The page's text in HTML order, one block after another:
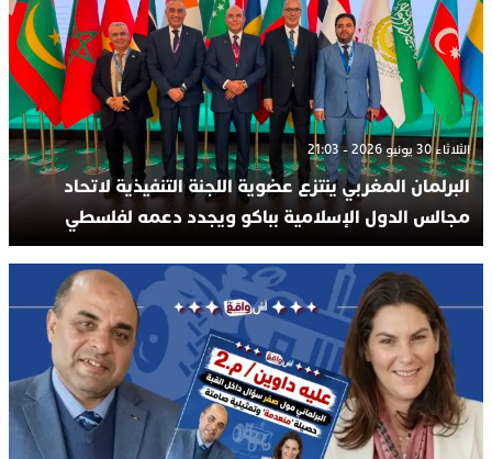
الثلاثاء 30 يونيو 2026 - 21:03
البرلمان المغربي ينتزع عضوية اللجنة التنفيذية لاتحاد
مجالس الدول الإسلامية بباكو ويجدد دعمه لفلسطي